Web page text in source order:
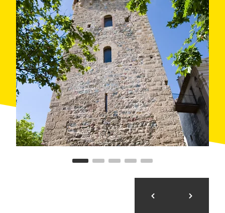
municipal. En la otra orilla se encuentra
L'Hospitalet
de l'Infant, donde acaba la etapa. Además de disfrutar
delpaisaje marítimo, se puede aprovechar para
visitar el antiguohospital de Coll de Balaguer
, un
edificio fortificado del siglo XIV que ofrecía refugio a
los viajeros.